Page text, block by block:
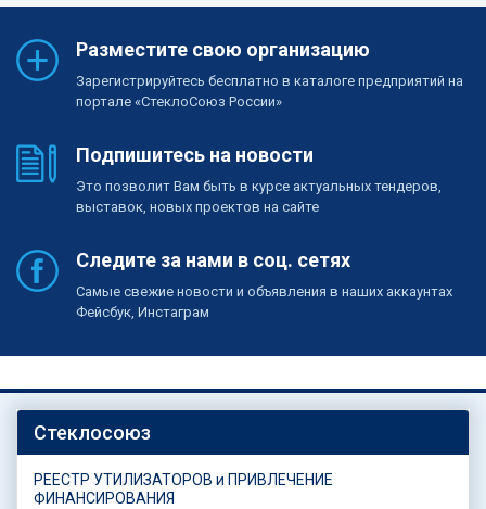
Разместите свою организацию
Зарегистрируйтесь бесплатно в каталоге предприятий на
портале «СтеклоСоюз России»
Подпишитесь на новости
Это позволит Вам быть в курсе актуальных тендеров,
выставок, новых проектов на сайте
Следите за нами в соц. сетях
Самые свежие новости и объявления в наших аккаунтах
Фейсбук, Инстаграм
Стеклосоюз
РЕЕСТР УТИЛИЗАТОРОВ и ПРИВЛЕЧЕНИЕ
ФИНАНСИРОВАНИЯ